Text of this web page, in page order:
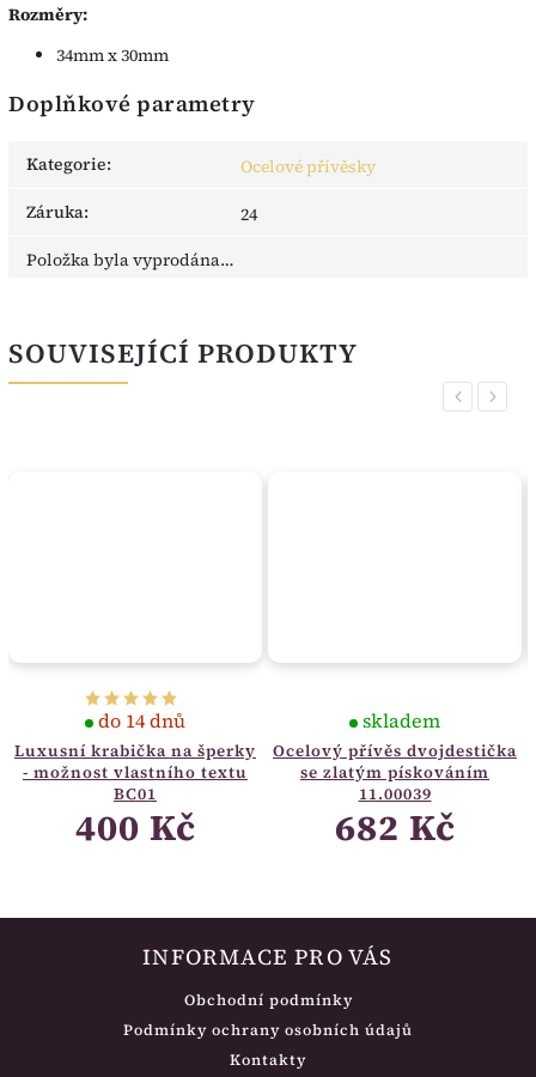
Rozměry:
34mm x 30mm
Doplňkové parametry
Kategorie:
Ocelové přívěsky
Záruka:
24
Položka byla vyprodána…
SOUVISEJÍCÍ PRODUKTY
Previous
Luxusní krabička na šperky
- možnost vlastního textu
BC01
do 14 dnů
400 Kč
Ocelový přívěs dvojdestička
se zlatým pískováním
11.00039
skladem
682 Kč
Next
INFORMACE PRO VÁS
Obchodní podmínky
Podmínky ochrany osobních údajů
Kontakty